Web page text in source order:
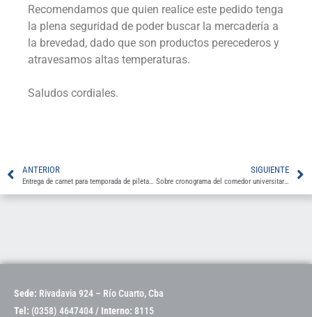
Recomendamos que quien realice este pedido tenga
la plena seguridad de poder buscar la mercadería a
la brevedad, dado que son productos perecederos y
atravesamos altas temperaturas.
Saludos cordiales.
ANTERIOR
Entrega de carnet para temporada de pileta UNRC 2023-2024
SIGUIENTE
Sobre cronograma del comedor universitario para los últimos días del año
Sede: Rivadavia 924 – Río Cuarto, Cba
Tel: (0358) 4647404 / Interno: 8115